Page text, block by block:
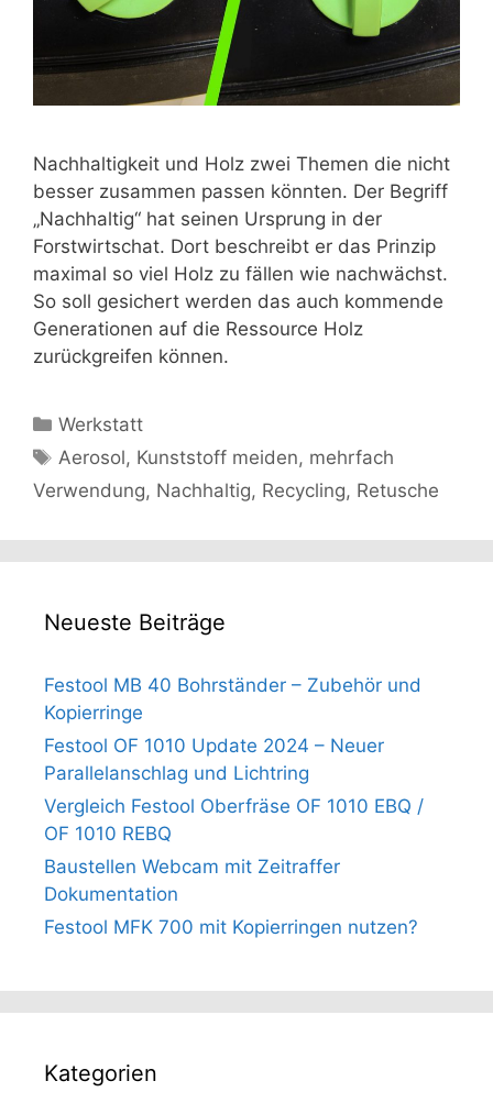
Nachhaltigkeit und Holz zwei Themen die nicht
besser zusammen passen könnten. Der Begriff
„Nachhaltig“ hat seinen Ursprung in der
Forstwirtschat. Dort beschreibt er das Prinzip
maximal so viel Holz zu fällen wie nachwächst.
So soll gesichert werden das auch kommende
Generationen auf die Ressource Holz
zurückgreifen können.
Kategorien
Werkstatt
Schlagwörter
Aerosol, Kunststoff meiden, mehrfach
Verwendung, Nachhaltig, Recycling, Retusche
Neueste Beiträge
Festool MB 40 Bohrständer – Zubehör und
Kopierringe
Festool OF 1010 Update 2024 – Neuer
Parallelanschlag und Lichtring
Vergleich Festool Oberfräse OF 1010 EBQ /
OF 1010 REBQ
Baustellen Webcam mit Zeitraffer
Dokumentation
Festool MFK 700 mit Kopierringen nutzen?
Kategorien